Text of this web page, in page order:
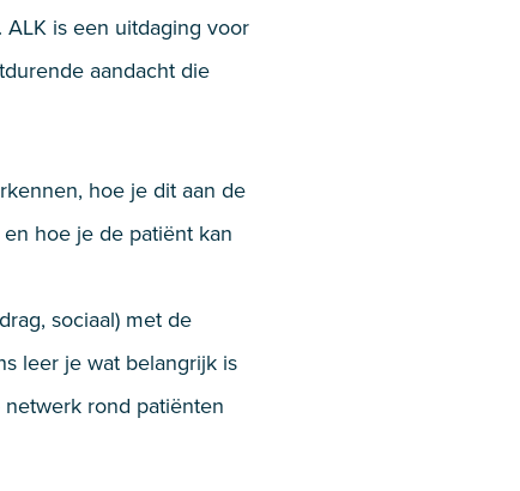
is een uitdaging voor
aandacht die
hoe je dit aan de
hoe je de patiënt kan
sociaal) met de
leer je wat belangrijk is
rond patiënten